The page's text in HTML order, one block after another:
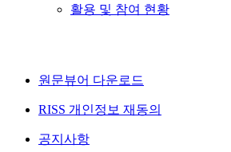
활용 및 참여 현황
원문뷰어 다운로드
RISS 개인정보 재동의
공지사항